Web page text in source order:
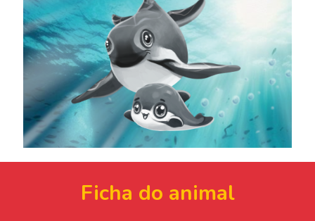
Ficha do animal